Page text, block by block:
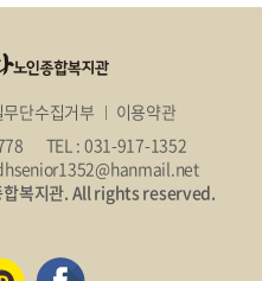
단수집거부
이용약관
TEL : 031-917-1352
복지관. All rights reserved.